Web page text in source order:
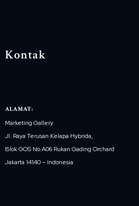
Kontak
ALAMAT:
Marketing Gallery
Jl. Raya Terusan Kelapa Hybrida,
Blok GOS No.A06 Rukan Gading Orchard
Jakarta 14140 – Indonesia